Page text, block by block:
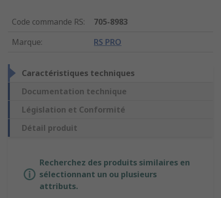
Code commande RS:
705-8983
Marque: RS PRO
Caractéristiques techniques
Documentation technique
Législation et Conformité
Détail produit
Recherchez des produits similaires en
sélectionnant un ou plusieurs
attributs.